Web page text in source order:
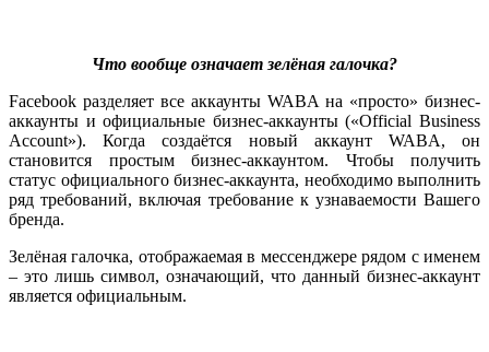
Что вообще означает зелёная галочка?
Facebook разделяет все аккаунты WABA на «просто» бизнес-
аккаунты и официальные бизнес-аккаунты («Official Business
Account»). Когда создаётся новый аккаунт WABA, он
становится простым бизнес-аккаунтом. Чтобы получить
статус официального бизнес-аккаунта, необходимо выполнить
ряд требований, включая требование к узнаваемости Вашего
бренда.
Зелёная галочка, отображаемая в мессенджере рядом с именем
– это лишь символ, означающий, что данный бизнес-аккаунт
является официальным.